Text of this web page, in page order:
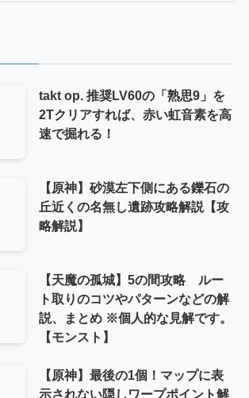
takt op. 推奨LV60の「熟思9」を
2Tクリアすれば、赤い虹音素を高
速で掘れる！
【原神】砂漠左下側にある鑠石の
丘近くの名無し遺跡攻略解説【攻
略解説】
【天魔の孤城】5の間攻略 ルー
ト取りのコツやパターンなどの解
説、まとめ ※個人的な見解です。
【モンスト】
【原神】最後の1個！マップに表
示されない隠しワープポイント解